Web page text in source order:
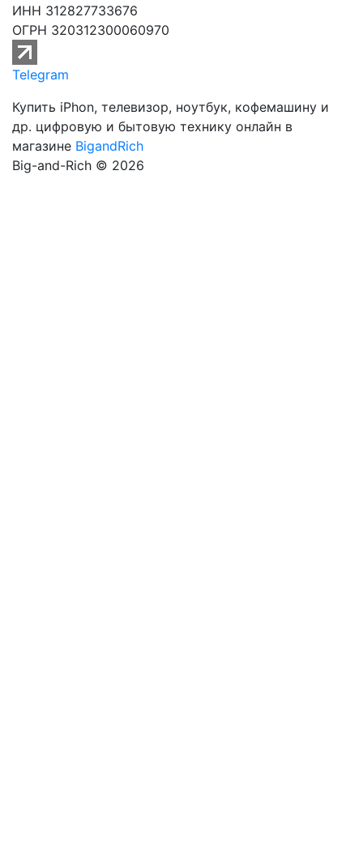
ИНН 312827733676
ОГРН 320312300060970
Telegram
Купить iPhon, телевизор, ноутбук, кофемашину и
др. цифровую и бытовую технику онлайн в
магазине BigandRich
Big-and-Rich © 2026